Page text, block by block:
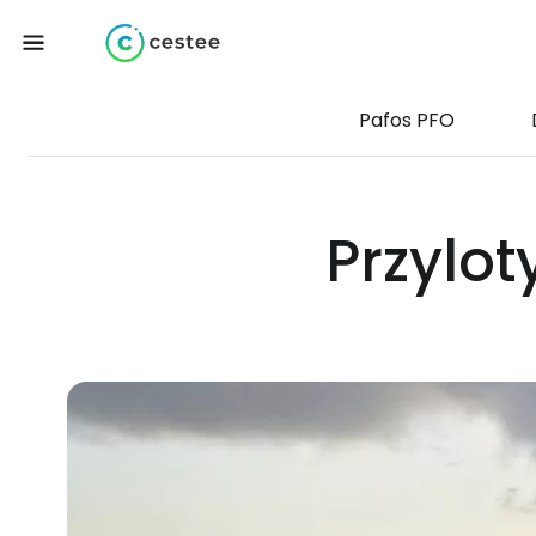
Pafos PFO